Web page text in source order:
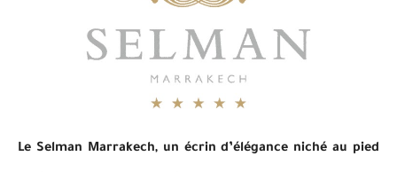
Le Selman Marrakech, un écrin d’élégance niché au pied